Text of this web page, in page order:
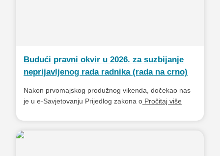
Budući pravni okvir u 2026. za suzbijanje
neprijavljenog rada radnika (rada na crno)
Nakon prvomajskog produžnog vikenda, dočekao nas
je u e-Savjetovanju Prijedlog zakona o Pročitaj više